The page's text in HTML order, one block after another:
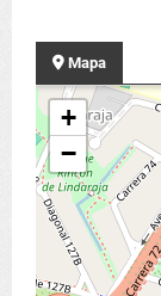
Mapa
+
−